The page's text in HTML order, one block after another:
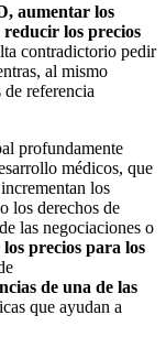
aumentar los
los precios
contradictorio pedir
al mismo
referencia
profundamente
médicos, que
los
los derechos de
las negociaciones o
precios para los
de una de las
que ayudan a